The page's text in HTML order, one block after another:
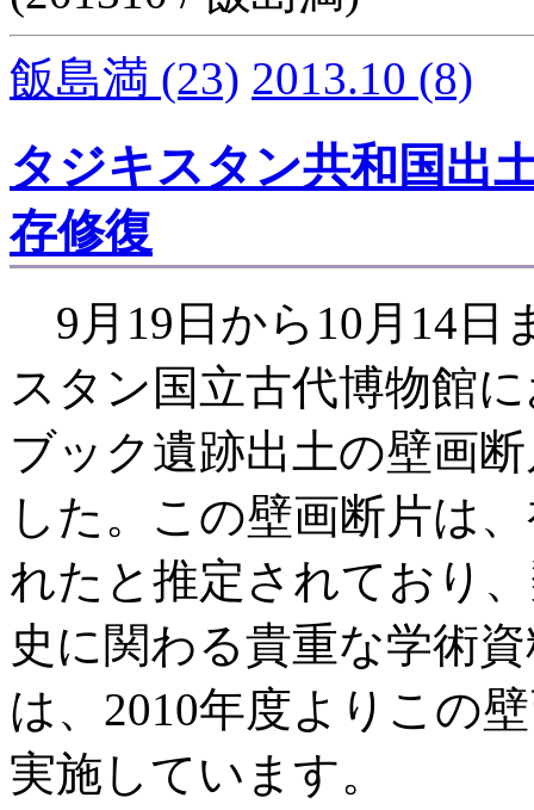
飯島満 (23) 2013.10 (8)
タジキスタン共和国出
存修復
9月19日から10月14日
スタン国立古代博物館
ブック遺跡出土の壁画
した。この壁画断片は
れたと推定されており
史に関わる貴重な学術
は、2010年度よりこの
実施しています。